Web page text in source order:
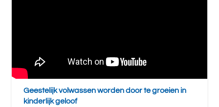
Geestelijk volwassen worden door te groeien in
kinderlijk geloof